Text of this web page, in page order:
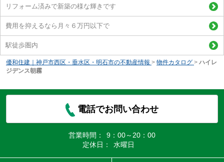
リフォーム済みで新築の様な輝きです
費用を抑えるなら月々６万円以下で
駅徒歩圏内
優和住建｜神戸市西区・垂水区・明石市の不動産情報 > 物件カタログ > ハイレ
ジデンス朝霧
電話でお問い合わせ
営業時間：
9：00～20：00
定休日：
水曜日